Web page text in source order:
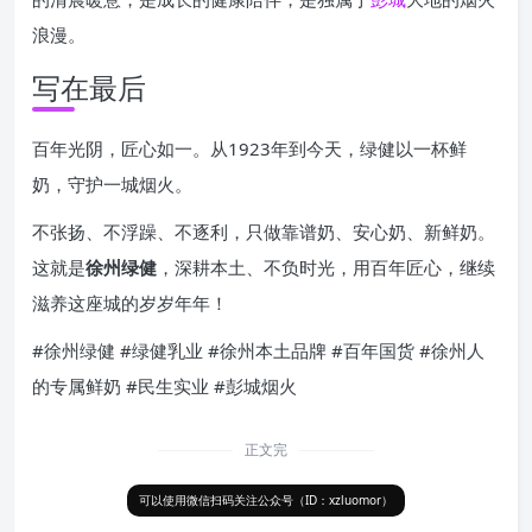
浪漫。
写在最后
百年光阴，匠心如一。从1923年到今天，绿健以一杯鲜
奶，守护一城烟火。
不张扬、不浮躁、不逐利，只做靠谱奶、安心奶、新鲜奶。
这就是徐州绿健 ，深耕本土、不负时光，用百年匠心，继续
滋养这座城的岁岁年年！
#徐州绿健 #绿健乳业 #徐州本土品牌 #百年国货 #徐州人
的专属鲜奶 #民生实业 #彭城烟火
正文完
可以使用微信扫码关注公众号（ID：xzluomor）